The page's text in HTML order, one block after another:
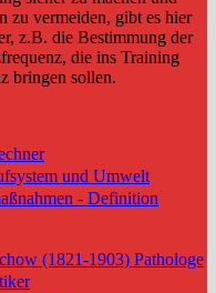
zu vermeiden, gibt es hier
z.B. die Bestimmung der
die ins Training
bringen sollen.
und Umwelt
- Definition